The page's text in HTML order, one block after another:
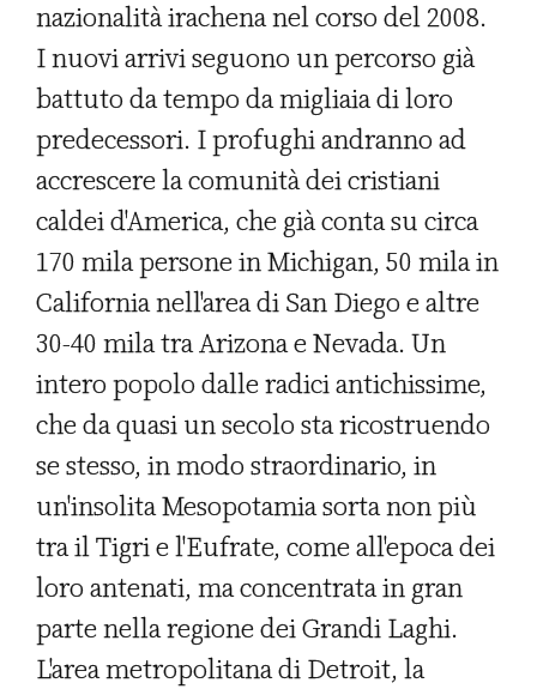
nazionalità irachena nel corso del 2008.
I nuovi arrivi seguono un percorso già
battuto da tempo da migliaia di loro
predecessori. I profughi andranno ad
accrescere la comunità dei cristiani
caldei d'America, che già conta su circa
170 mila persone in Michigan, 50 mila in
California nell'area di San Diego e altre
30-40 mila tra Arizona e Nevada. Un
intero popolo dalle radici antichissime,
che da quasi un secolo sta ricostruendo
se stesso, in modo straordinario, in
un'insolita Mesopotamia sorta non più
tra il Tigri e l'Eufrate, come all'epoca dei
loro antenati, ma concentrata in gran
parte nella regione dei Grandi Laghi.
L'area metropolitana di Detroit, la